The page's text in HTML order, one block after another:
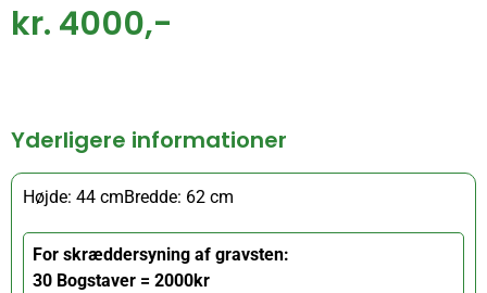
kr. 4000,-
Yderligere informationer
Højde: 44 cmBredde: 62 cm
For skræddersyning af gravsten:
30 Bogstaver = 2000kr